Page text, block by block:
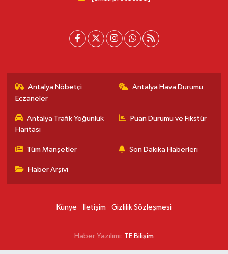
Antalya Nöbetçi
Eczaneler
Antalya Hava Durumu
Antalya Trafik Yoğunluk
Haritası
Puan Durumu ve Fikstür
Tüm Manşetler Son Dakika Haberleri
Haber Arşivi
Künye İletişim Gizlilik Sözleşmesi
Haber Yazılımı: TE Bilişim